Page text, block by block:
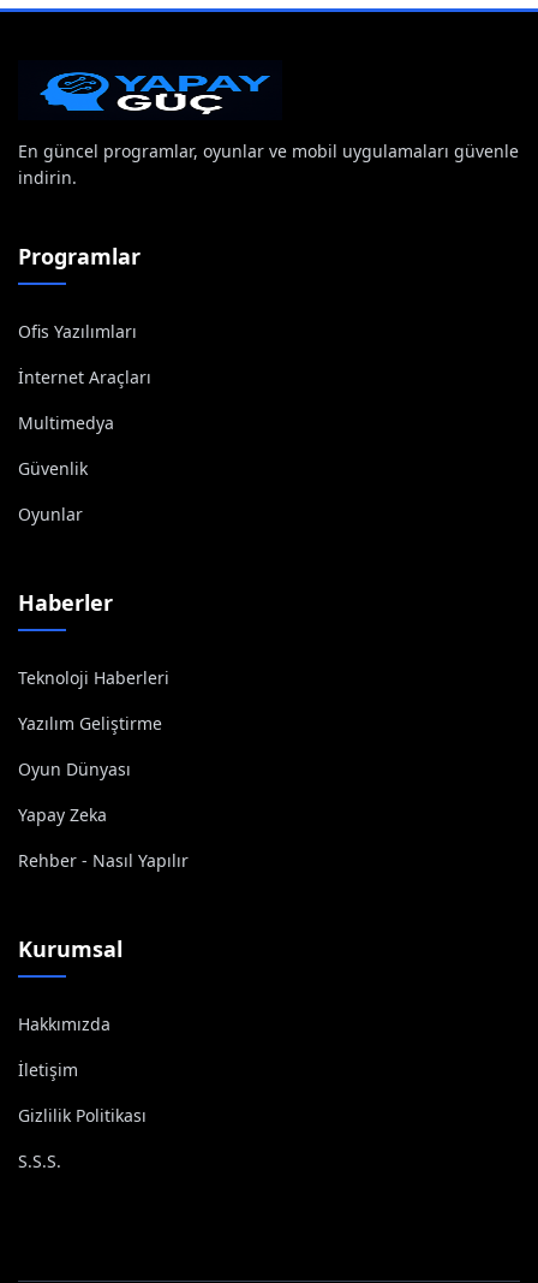
En güncel programlar, oyunlar ve mobil uygulamaları güvenle
indirin.
Programlar
Ofis Yazılımları
İnternet Araçları
Multimedya
Güvenlik
Oyunlar
Haberler
Teknoloji Haberleri
Yazılım Geliştirme
Oyun Dünyası
Yapay Zeka
Rehber - Nasıl Yapılır
Kurumsal
Hakkımızda
İletişim
Gizlilik Politikası
S.S.S.